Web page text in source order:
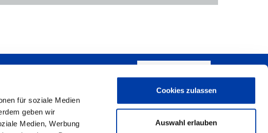
für soziale Medien
geben wir
Medien, Werbung
Cookies zulassen
Auswahl erlauben